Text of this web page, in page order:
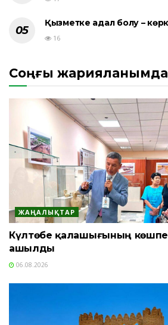
Қызметке адал болу –
16
Соңғы
ЖАҢАЛЫҚТАР
Күлтөбе қалашығының
ашылды
06.08.2026